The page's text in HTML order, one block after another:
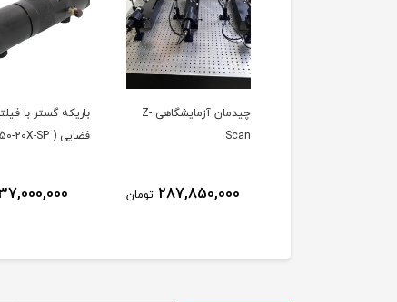
چیدمان آزمایشگاهی Z-
Scan
287,850,000 تومان
باریکه گستر با
فضایی ( BE-50-20X-SP )